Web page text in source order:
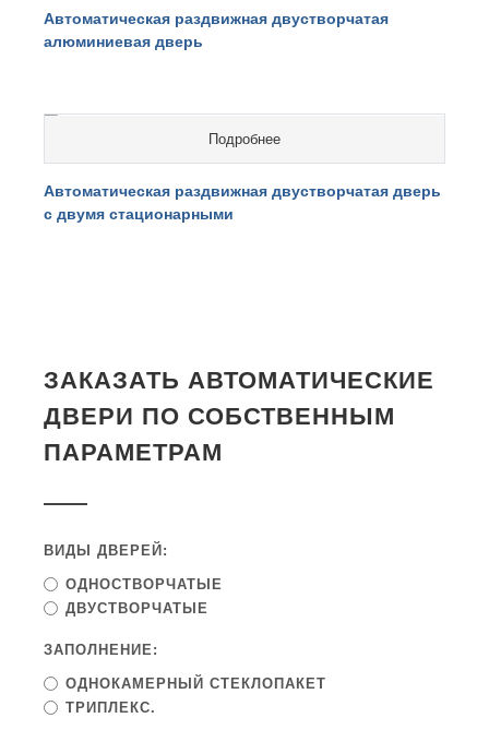
Автоматическая раздвижная двустворчатая
алюминиевая дверь
cтоимость на перерасчете
Подробнее
Автоматическая раздвижная двустворчатая дверь
с двумя стационарными
ЗАКАЗАТЬ АВТОМАТИЧЕСКИЕ
ДВЕРИ ПО СОБСТВЕННЫМ
ПАРАМЕТРАМ
ВИДЫ ДВЕРЕЙ:
ОДНОСТВОРЧАТЫЕ
ДВУСТВОРЧАТЫЕ
ЗАПОЛНЕНИЕ:
ОДНОКАМЕРНЫЙ СТЕКЛОПАКЕТ
ТРИПЛЕКС.